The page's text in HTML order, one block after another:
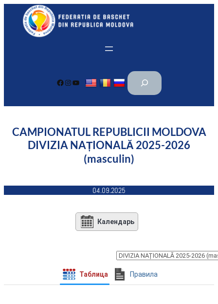
Перейти
содержимому
Facebook Instagram YouTube
П
и
CAMPIONATUL REPUBLICII MOLDOVA
DIVIZIA NAȚIONALĂ 2025-2026
(masculin)
04.09.2025
Календарь
Таблица Правила